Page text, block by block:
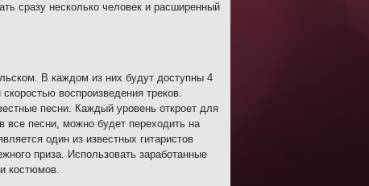
сразу несколько человек и расширенный
В каждом из них будут доступны 4
воспроизведения треков.
песни. Каждый уровень откроет для
все песни, можно будет переходить на
один из известных гитаристов
приза. Использовать заработанные
костюмов.